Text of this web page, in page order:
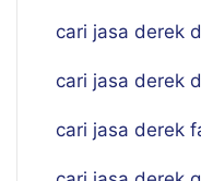
cari jasa derek
cari jasa derek
cari jasa derek